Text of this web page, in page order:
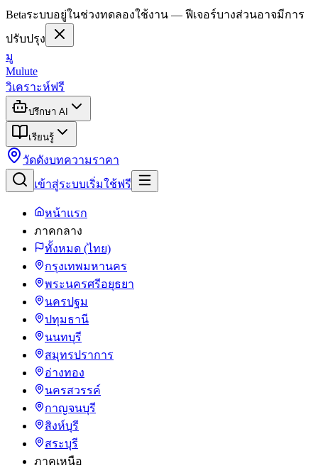
Betaระบบอยู่ในช่วงทดลองใช้งาน — ฟีเจอร์บางส่วนอาจมีการ
ปรับปรุง
มู
Mulute
วิเคราะห์ฟรี
ปรึกษา AI
เรียนรู้
วัดดังบทความราคา
เข้าสู่ระบบเริ่มใช้ฟรี
หน้าแรก
ภาคกลาง
ทั้งหมด (ไทย)
กรุงเทพมหานคร
พระนครศรีอยุธยา
นครปฐม
ปทุมธานี
นนทบุรี
สมุทรปราการ
อ่างทอง
นครสวรรค์
กาญจนบุรี
สิงห์บุรี
สระบุรี
ภาคเหนือ